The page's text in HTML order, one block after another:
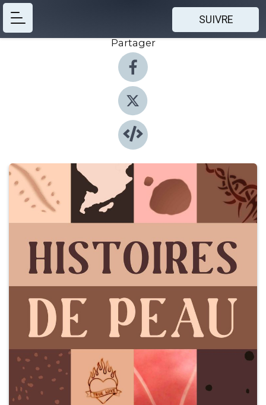
SUIVRE
Partager